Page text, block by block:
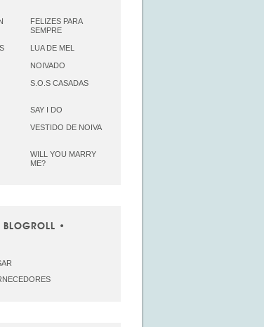
FELIZES PARA
SEMPRE
LUA DE MEL
NOIVADO
S.O.S CASADAS
SAY I DO
VESTIDO DE NOIVA
WILL YOU MARRY
ME?
BLOGROLL